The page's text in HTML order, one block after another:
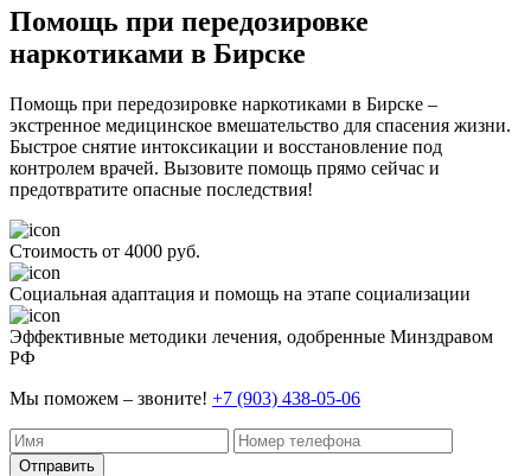
Помощь при передозировке
наркотиками в Бирске
Помощь при передозировке наркотиками в Бирске –
экстренное медицинское вмешательство для спасения жизни.
Быстрое снятие интоксикации и восстановление под
контролем врачей. Вызовите помощь прямо сейчас и
предотвратите опасные последствия!
Стоимость от 4000 руб.
Социальная адаптация и помощь на этапе социализации
Эффективные методики лечения, одобренные Минздравом
РФ
Мы поможем – звоните! +7 (903) 438-05-06
Отправить